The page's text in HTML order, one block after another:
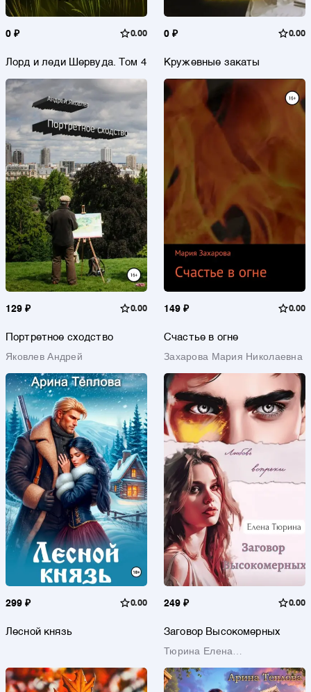
0 ₽ 0.00
Лорд и леди Шервуда. Том 4
0 ₽ 0.00
Кружевные закаты
129 ₽ 0.00
Портретное сходство
Яковлев Андрей
149 ₽ 0.00
Счастье в огне
Захарова Мария Николаевна
299 ₽ 0.00
Лесной князь
249 ₽ 0.00
Заговор Высокомерных
Тюрина Елена